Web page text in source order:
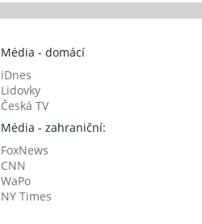
Média - domácí
iDnes
Lidovky
Česká TV
Média - zahraniční:
FoxNews
CNN
WaPo
NY Times